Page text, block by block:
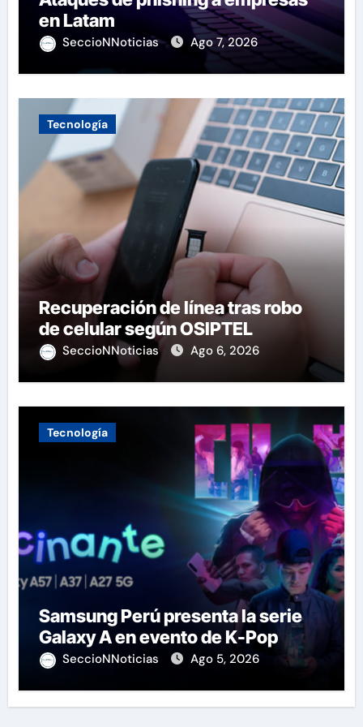
en Latam
SeccioNNoticias Ago 7, 2026
Tecnología
Recuperación de línea tras robo
de celular según OSIPTEL
SeccioNNoticias Ago 6, 2026
Tecnología
Samsung Perú presenta la serie
Galaxy A en evento de K-Pop
SeccioNNoticias Ago 5, 2026